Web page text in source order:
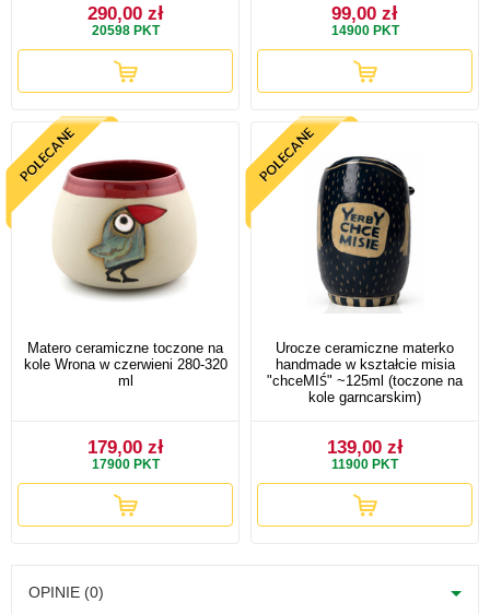
290,00 zł
20598PKT
99,00 zł
14900PKT
Matero ceramiczne toczone na
kole Wrona w czerwieni 280-320
ml
179,00 zł
17900PKT
Urocze ceramiczne materko
handmade w kształcie misia
"chceMIŚ" ~125ml (toczone na
kole garncarskim)
139,00 zł
11900 PKT
OPINIE (0)